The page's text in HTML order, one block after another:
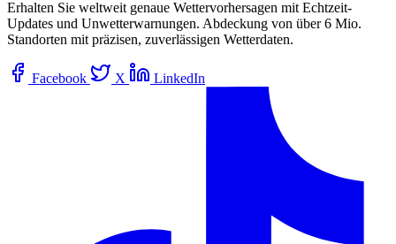
Erhalten Sie weltweit genaue Wettervorhersagen mit Echtzeit-
Updates und Unwetterwarnungen. Abdeckung von über 6 Mio.
Standorten mit präzisen, zuverlässigen Wetterdaten.
Facebook X LinkedIn